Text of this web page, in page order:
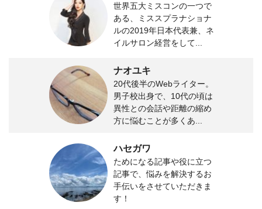
世界五大ミスコンの一つで
ある、ミススプラナショナ
ルの2019年日本代表兼、ネ
イルサロン経営をして...
ナオユキ
20代後半のWebライター。
男子校出身で、10代の頃は
異性との会話や距離の縮め
方に悩むことが多くあ...
ハセガワ
ためになる記事や役に立つ
記事で、悩みを解決するお
手伝いをさせていただきま
す！